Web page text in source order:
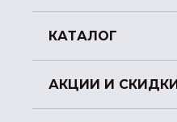
КАТАЛОГ
АКЦИИ И СКИДКИ